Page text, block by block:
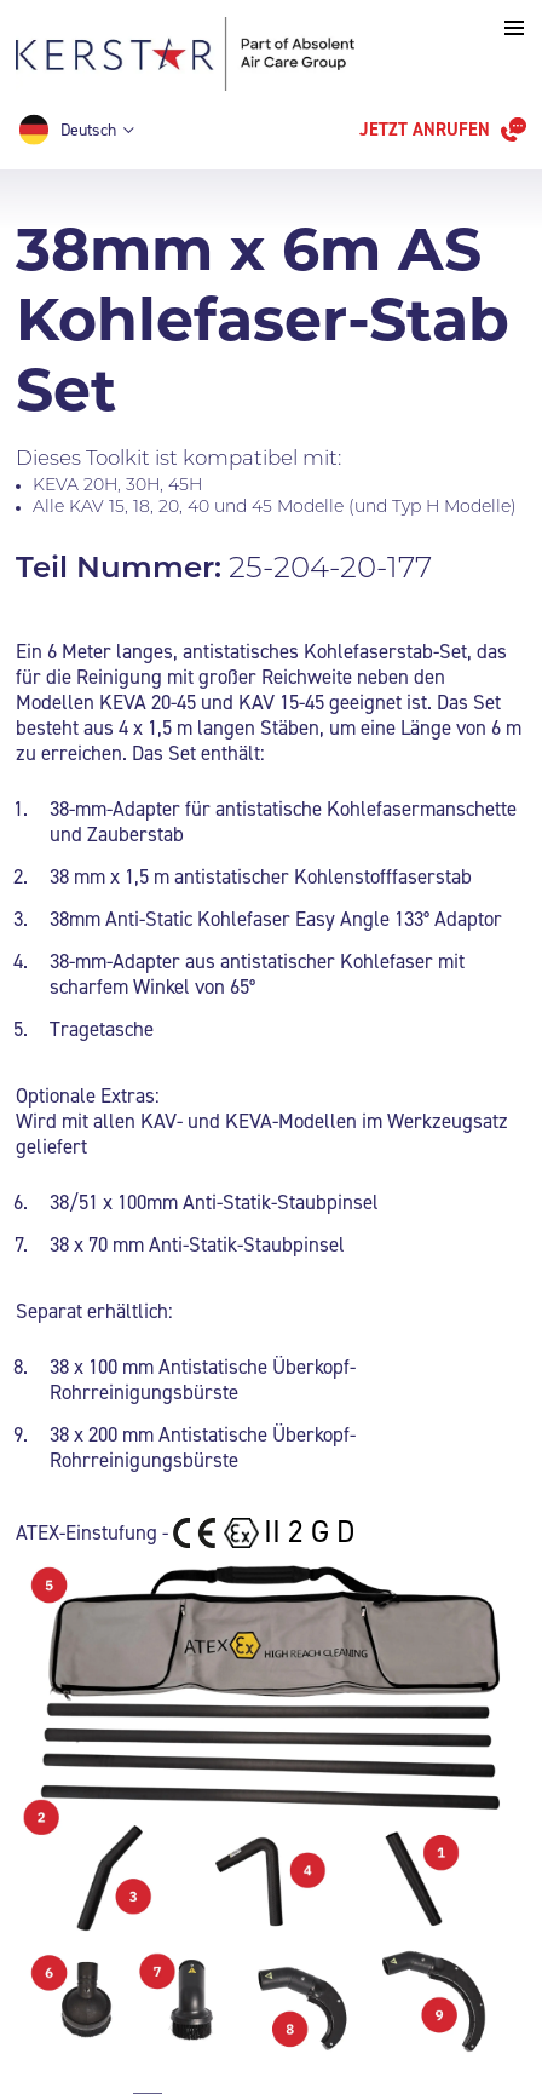
Deutsch JETZT ANRUFEN
38mm x 6m AS
Kohlefaser-Stab
Set
Dieses Toolkit ist kompatibel mit:
KEVA 20H, 30H, 45H
Alle KAV 15, 18, 20, 40 und 45 Modelle (und Typ H Modelle)
Teil Nummer: 25-204-20-177
Ein 6 Meter langes, antistatisches Kohlefaserstab-Set, das
für die Reinigung mit großer Reichweite neben den
Modellen KEVA 20-45 und KAV 15-45 geeignet ist. Das Set
besteht aus 4 x 1,5 m langen Stäben, um eine Länge von 6 m
zu erreichen. Das Set enthält:
38-mm-Adapter für antistatische Kohlefasermanschette
und Zauberstab
38 mm x 1,5 m antistatischer Kohlenstofffaserstab
38mm Anti-Static Kohlefaser Easy Angle 133° Adaptor
38-mm-Adapter aus antistatischer Kohlefaser mit
scharfem Winkel von 65°
Tragetasche
Optionale Extras:
Wird mit allen KAV- und KEVA-Modellen im Werkzeugsatz
geliefert
38/51 x 100mm Anti-Statik-Staubpinsel
38 x 70 mm Anti-Statik-Staubpinsel
Separat erhältlich:
38 x 100 mm Antistatische Überkopf-
Rohrreinigungsbürste
38 x 200 mm Antistatische Überkopf-
Rohrreinigungsbürste
ATEX-Einstufung - II 2 G D